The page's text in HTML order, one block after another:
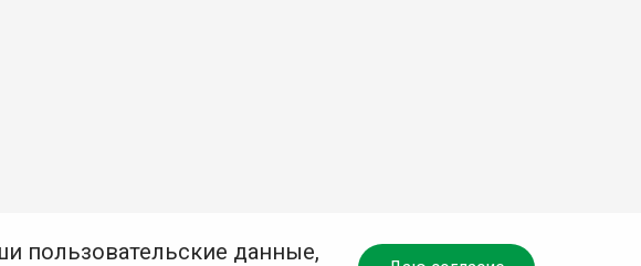
пользовательские данные,